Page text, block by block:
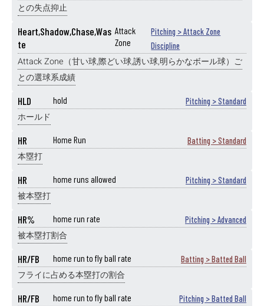
との失点抑止
Heart,Shadow,Chase,Was
te
Attack
Zone
Pitching > Attack Zone
Discipline
Attack Zone（甘い球,際どい球,誘い球,明らかなボール球）ご
との選球系成績
HLD hold Pitching > Standard
ホールド
HR Home Run Batting > Standard
本塁打
HR home runs allowed Pitching > Standard
被本塁打
HR% home run rate Pitching > Advanced
被本塁打割合
HR/FB home run to fly ball rate Batting > Batted Ball
フライに占める本塁打の割合
HR/FB home run to fly ball rate Pitching > Batted Ball